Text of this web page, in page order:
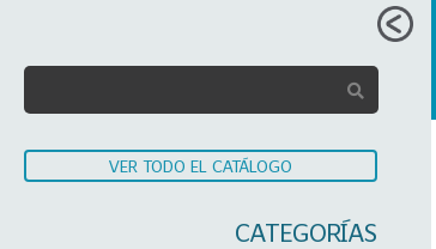
VER TODO EL CATÁLOGO
CATEGORÍAS